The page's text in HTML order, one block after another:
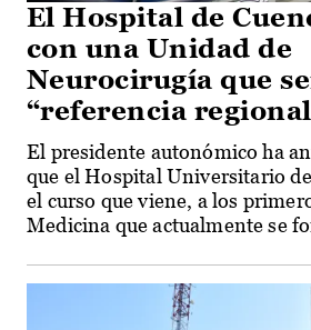
El Hospital de
con una Unidad de
Neurocirugía que
“referencia
El presidente autonómico ha
que el Hospital Universitario de
el curso que viene, a los
Medicina que actualmente se